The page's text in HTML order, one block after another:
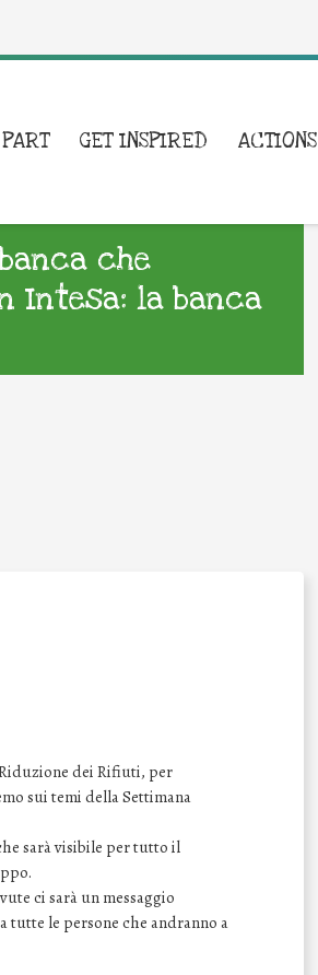
GET INSPIRED ACTIONS
che
la banca
dei Rifiuti, per
sui temi della Settimana
sarà visibile per tutto il
ci sarà un messaggio
tutte le persone che andranno a